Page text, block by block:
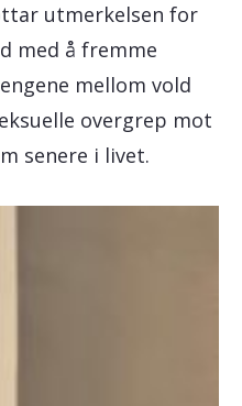
utmerkelsen for
med å fremme
mellom vold
overgrep mot
senere i livet.